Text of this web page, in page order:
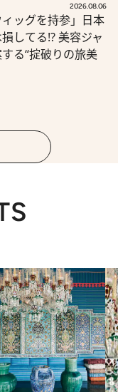
2026.08.06
ィッグを持参」日本
してる!? 美容ジャ
る“掟破りの旅美